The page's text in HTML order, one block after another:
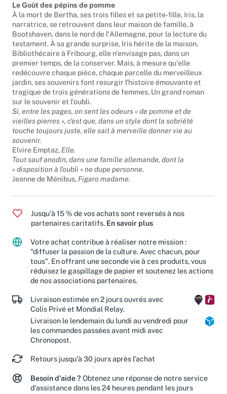
Le Goût des pépins de pomme
À la mort de Bertha, ses trois filles et sa petite-fille, Iris, la
narratrice, se retrouvent dans leur maison de famille, à
Bootshaven, dans le nord de l'Allemagne, pour la lecture du
testament. À sa grande surprise, Iris hérite de la maison.
Bibliothécaire à Fribourg, elle n'envisage pas, dans un
premier temps, de la conserver. Mais, à mesure qu'elle
redécouvre chaque pièce, chaque parcelle du merveilleux
jardin, ses souvenirs font resurgir l'histoire émouvante et
tragique de trois générations de femmes. Un grand roman
sur le souvenir et l'oubli.
Si, entre les pages, on sent les odeurs « de pomme et de
vieilles pierres », c'est que, dans un style dont la sobriété
touche toujours juste, elle sait à merveille donner vie au
souvenir.
Elvire Emptaz, Elle.
Tout sauf anodin, dans une famille allemande, dont la
« disposition à l'oubli » ne dupe personne.
Jeanne de Ménibus, Figaro madame.
Jusqu'à 15 % de vos achats sont reversés à nos
partenaires caritatifs. En savoir plus
Votre achat contribue à réaliser notre mission :
"diffuser la passion de la culture. Avec chacun, pour
tous". En offrant une seconde vie à ces produits, vous
réduisez le gaspillage de papier et soutenez les actions
de nos associations partenaires.
Livraison estimée en 2 jours ouvrés avec
Colis Privé et Mondial Relay.
Livraison le lendemain du lundi au vendredi pour
les commandes passées avant midi avec
Chronopost.
Retours jusqu'à 30 jours après l'achat
Besoin d'aide ? Obtenez une réponse de notre service
d'assistance dans les 24 heures pendant les jours